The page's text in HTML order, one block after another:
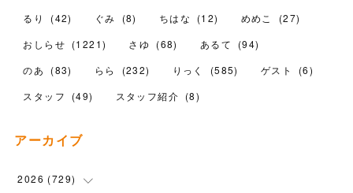
るり
(42) ぐみ (8) ちはな (12) めめこ (27)
おしらせ (1221) さゆ (68) あるて (94)
のあ
(83) らら (232) りっく (585) ゲスト (6)
スタッフ
(49) スタッフ紹介 (8)
アーカイブ
2026 (729)